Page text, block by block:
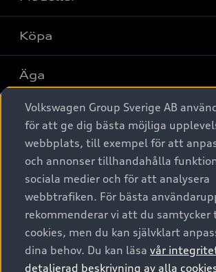
Alla modeller
Elbilar
A6 modellerna
SUV
Avant
Audi Sport
Köpa
Privaterbjudanden
Privatleasing
Nya bilar i lager
Begagnade bilar i lager
Audi approved :plus - så gott som nya
Finansiering
Audi exclusive
Äga
Service & tillbehör
Audi digital services
Originaltillbehör - köp online
Garantier
Försäkring
Digitala manualer för din Audi
Tjänstebil
Tjänstebil
Business lease online
Företagsleasing
Om Audi Sverige
Kontakta oss
Audi Återförsäljare/-serviceverkstad
© 2026 AUDI SVERIGE. All Rights
Volkswagen Group Sverige AB
för att ge dig bästa möjliga
webbplats, till exempel för att
och annonser tillhandahålla
sociala medier och för att analysera
webbtrafiken. För bästa
rekommenderar vi att du samtycker
cookies, men du kan självklart
dina behov. Du kan läsa vår
detaljerad beskrivning av alla